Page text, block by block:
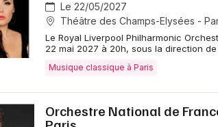
Le 22/05/2027
Théâtre des Champs-Elysées -
Le Royal Liverpool Philharmonic
22 mai 2027 à 20h, sous la direction
Musique classique à Paris
Orchestre National de